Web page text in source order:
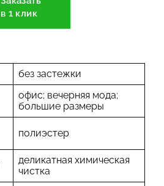
в 1 клик
без застежки
офис; вечерняя мода;
большие размеры
полиэстер
деликатная химическая
чистка